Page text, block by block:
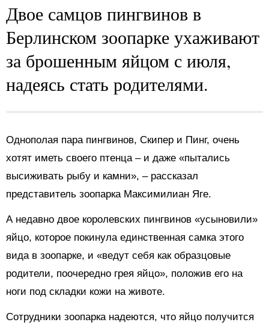
Двое самцов пингвинов в
Берлинском зоопарке ухаживают
за брошенным яйцом с июля,
надеясь стать родителями.
Однополая пара пингвинов, Скипер и Пинг, очень
хотят иметь своего птенца – и даже «пытались
высиживать рыбу и камни», – рассказал
представитель зоопарка Максимилиан Яге.
А недавно двое королевских пингвинов «усыновили»
яйцо, которое покинула единственная самка этого
вида в зоопарке, и «ведут себя как образцовые
родители, поочередно грея яйцо», положив его на
ноги под складки кожи на животе.
Сотрудники зоопарка надеются, что яйцо получится